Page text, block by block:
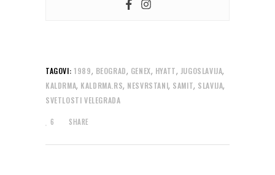
TAGOVI: 1989, BEOGRAD, GENEX, HYATT, JUGOSLAVIJA,
KALDRMA, KALDRMA.RS, NESVRSTANI, SAMIT, SLAVIJA,
SVETLOSTI VELEGRADA
6 SHARE